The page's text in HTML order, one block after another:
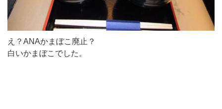
え？ANAかまぼこ廃止？
白いかまぼこでした。